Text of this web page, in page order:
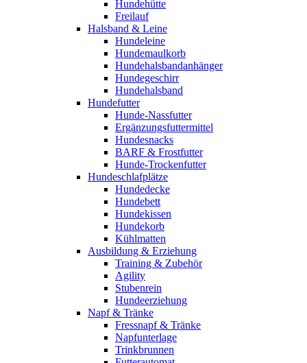
Hundehütte
Freilauf
Halsband & Leine
Hundeleine
Hundemaulkorb
Hundehalsbandanhänger
Hundegeschirr
Hundehalsband
Hundefutter
Hunde-Nassfutter
Ergänzungsfuttermittel
Hundesnacks
BARF & Frostfutter
Hunde-Trockenfutter
Hundeschlafplätze
Hundedecke
Hundebett
Hundekissen
Hundekorb
Kühlmatten
Ausbildung & Erziehung
Training & Zubehör
Agility
Stubenrein
Hundeerziehung
Napf & Tränke
Fressnapf & Tränke
Napfunterlage
Trinkbrunnen